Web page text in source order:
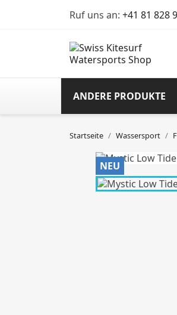
Ruf uns an: +41 81 828
ANDERE PRODUKTE
Startseite Wassersport
NEU